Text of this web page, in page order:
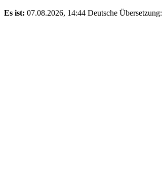
Es ist: 07.08.2026, 14:44 Deutsche Übersetzung: